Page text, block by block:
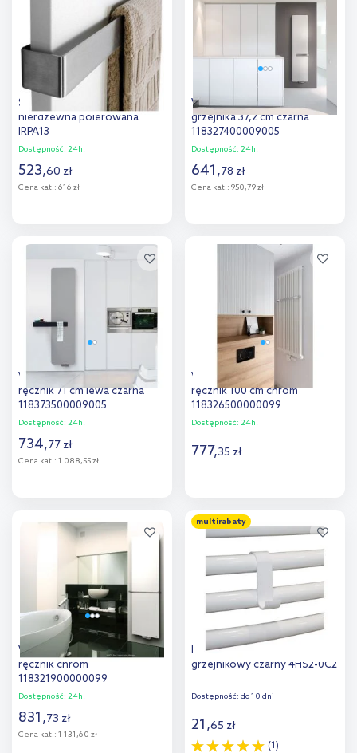
porównania
Sapho Magnifica reling stal
nierdzewna polerowana
IRPA13
Dostępność: 24h!
523,60 zł
Cena kat.: 616 zł
Vasco Oni O-NP poręcz do
grzejnika 37,2 cm czarna
118327400009005
Dostępność: 24h!
641,78 zł
Cena kat.: 950,79 zł
Dodaj do
Vasco Multi+ poręcz na
ręcznik 71 cm lewa czarna
118373500009005
Dostępność: 24h!
734,77 zł
Cena kat.: 1 088,55 zł
Dodaj do
porównania
Vasco Ritmo wieszak na
ręcznik 100 cm chrom
118326500000099
Dostępność: 24h!
777,35 zł
Dodaj do
porównania
Vasco Niva N2L1 wieszak na
ręcznik chrom
118321900000099
Dostępność: 24h!
831,73 zł
Cena kat.: 1 131,60 zł
multirabaty
Instal Projekt HS2 wieszak
grzejnikowy czarny 4HS2-0C2
Dostępność: do 10 dni
21,65 zł
(1)